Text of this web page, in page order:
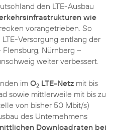
den LTE-Ausbau
wie
vorangetrieben. So
Versorgung entlang der
Nürnberg –
weiter verbessert.
im O2 LTE-Netz mit bis
sowie mittlerweile mit bis zu
von bisher 50 Mbit/s)
des Unternehmens
Downloadraten bei